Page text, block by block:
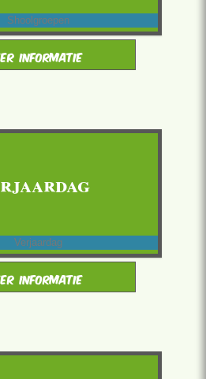
informatie
100% avontuur (kind en
informatie